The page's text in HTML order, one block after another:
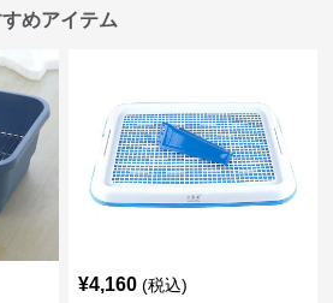
めアイテム
¥4,160 (税込)